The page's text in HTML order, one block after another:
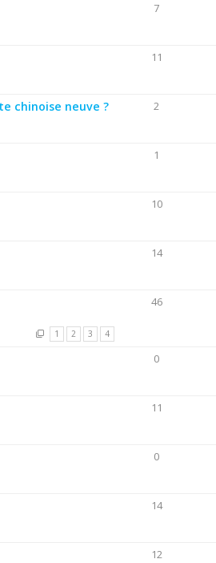
7
11
chinoise neuve ? 2
1
10
14
1 2 3 4
46
0
11
0
14
12